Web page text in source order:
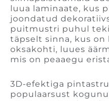
luua laminaate, kus
joondatud
puitmustri puhul
täpselt sinna, kus
oksakohti, luues
mis on peaaegu
3D-efektiga
populaarsust